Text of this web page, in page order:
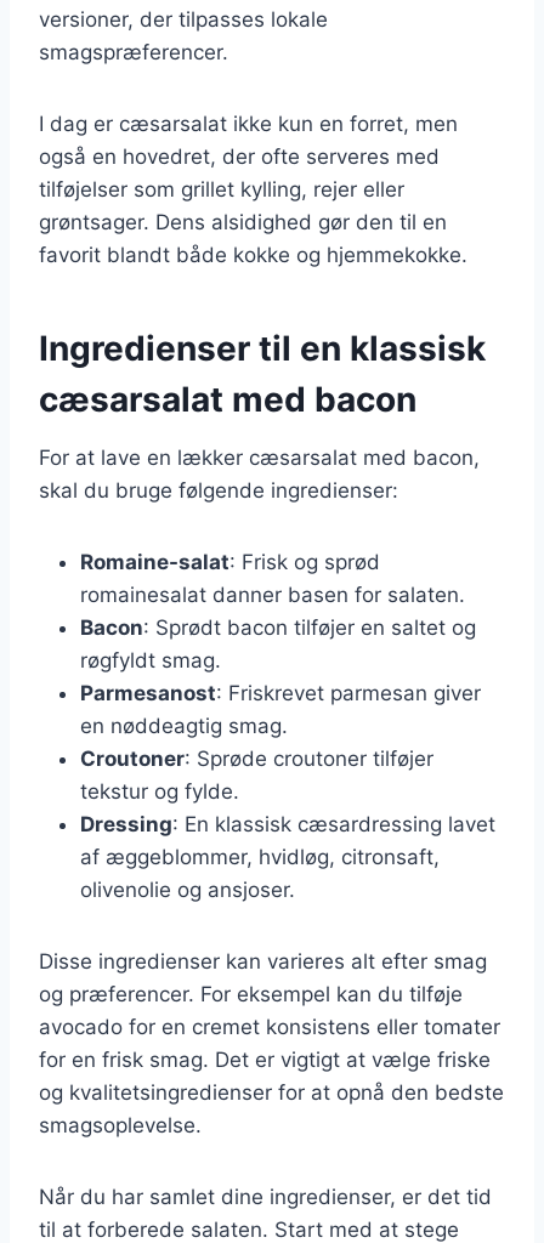
versioner, der tilpasses lokale
smagspræferencer.
I dag er cæsarsalat ikke kun en forret, men
også en hovedret, der ofte serveres med
tilføjelser som grillet kylling, rejer eller
grøntsager. Dens alsidighed gør den til en
favorit blandt både kokke og hjemmekokke.
Ingredienser til en klassisk
cæsarsalat med bacon
For at lave en lækker cæsarsalat med bacon,
skal du bruge følgende ingredienser:
Romaine-salat: Frisk og sprød
romainesalat danner basen for salaten.
Bacon: Sprødt bacon tilføjer en saltet og
røgfyldt smag.
Parmesanost: Friskrevet parmesan giver
en nøddeagtig smag.
Croutoner: Sprøde croutoner tilføjer
tekstur og fylde.
Dressing: En klassisk cæsardressing lavet
af æggeblommer, hvidløg, citronsaft,
olivenolie og ansjoser.
Disse ingredienser kan varieres alt efter smag
og præferencer. For eksempel kan du tilføje
avocado for en cremet konsistens eller tomater
for en frisk smag. Det er vigtigt at vælge friske
og kvalitetsingredienser for at opnå den bedste
smagsoplevelse.
Når du har samlet dine ingredienser, er det tid
til at forberede salaten. Start med at stege